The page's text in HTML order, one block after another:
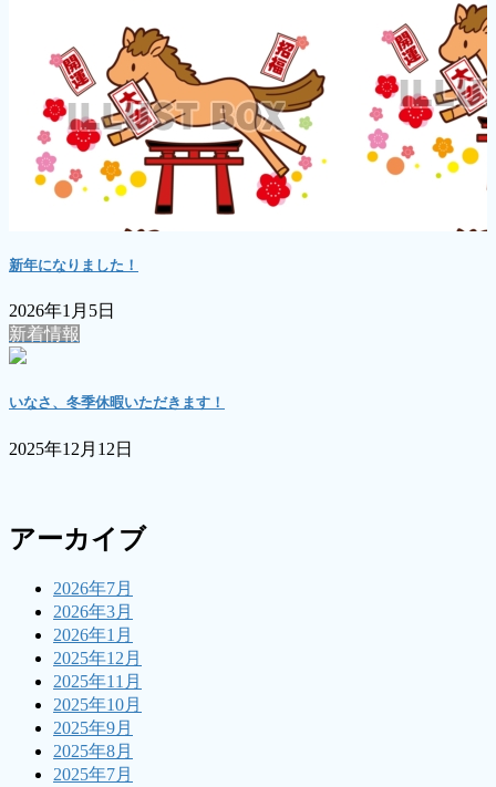
新年になりました！
2026年1月5日
新着情報
いなさ、冬季休暇いただきます！
2025年12月12日
アーカイブ
2026年7月
2026年3月
2026年1月
2025年12月
2025年11月
2025年10月
2025年9月
2025年8月
2025年7月